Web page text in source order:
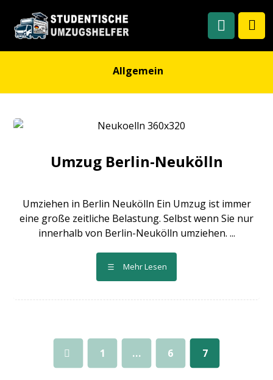
Allgemein
Umzug Berlin-Neukölln
Umziehen in Berlin Neukölln Ein Umzug ist immer
eine große zeitliche Belastung. Selbst wenn Sie nur
innerhalb von Berlin-Neukölln umziehen. ...
Mehr Lesen
1 … 6 7